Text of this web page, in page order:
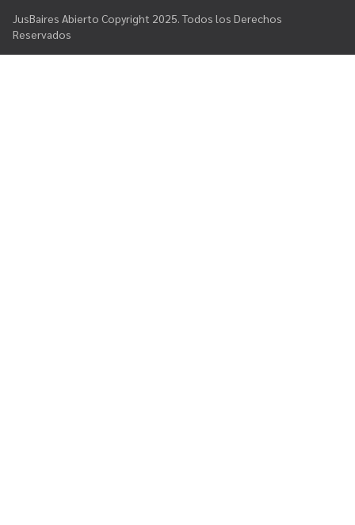
JusBaires Abierto Copyright 2025. Todos los Derechos
Reservados